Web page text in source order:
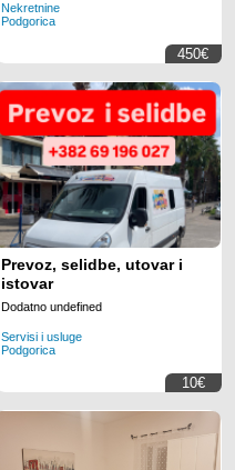
Nekretnine
Podgorica
450€
Prevoz, selidbe, utovar i
istovar
Dodatno undefined
Servisi i usluge
Podgorica
10€